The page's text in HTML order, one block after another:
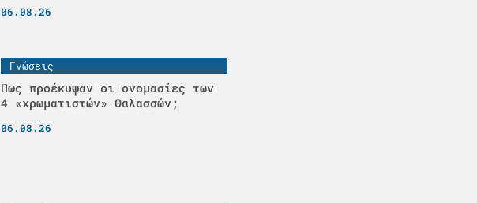
06.08.26
Γνώσεις
Πως προέκυψαν οι ονομασίες των
4 «χρωματιστών» Θαλασσών;
06.08.26